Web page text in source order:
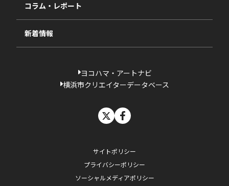
過去の採択一覧
コラム・レポート
新着情報
ヨコハマ・アートナビ
横浜市クリエイターデータベース
サイトポリシー
プライバシーポリシー
ソーシャルメディアポリシー